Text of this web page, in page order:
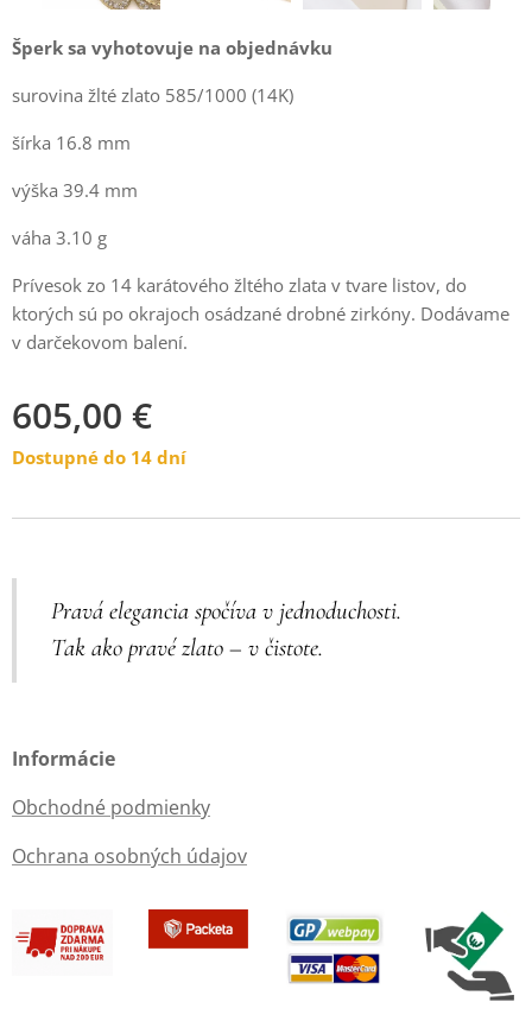
Šperk sa vyhotovuje na objednávku
surovina žlté zlato 585/1000 (14K)
šírka 16.8 mm
výška 39.4 mm
váha 3.10 g
Prívesok zo 14 karátového žltého zlata v tvare listov, do
ktorých sú po okrajoch osádzané drobné zirkóny. Dodávame
v darčekovom balení.
605,00 €
Dostupné do 14 dní
Pravá elegancia spočíva v jednoduchosti.
Tak ako pravé zlato – v čistote.
Informácie
Obchodné podmienky
Ochrana osobných údajov